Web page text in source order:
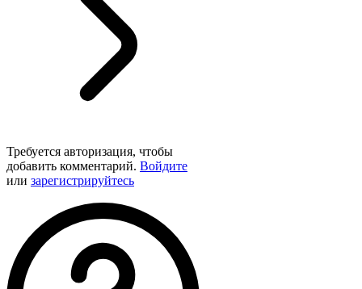
Требуется авторизация, чтобы
добавить комментарий. Войдите
или зарегистрируйтесь